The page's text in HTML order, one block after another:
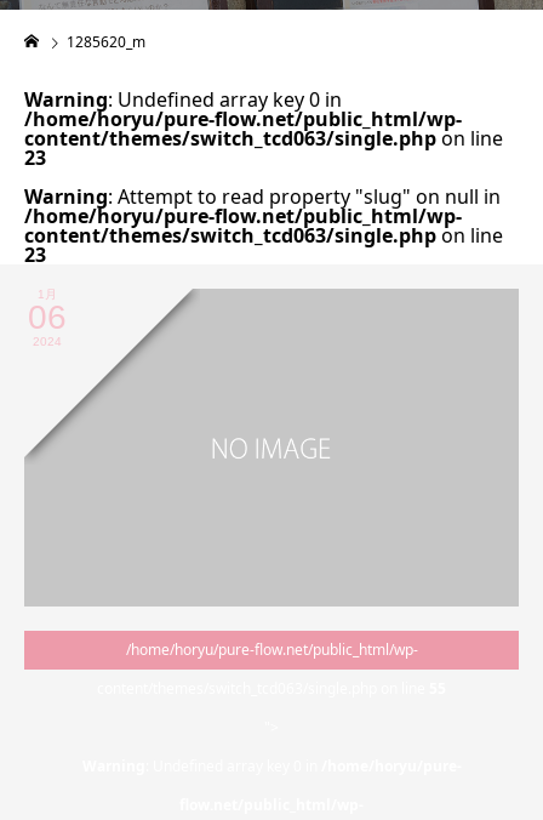
1285620_m
Warning: Undefined array key 0 in
/home/horyu/pure-flow.net/public_html/wp-
content/themes/switch_tcd063/single.phpon line
23
Warning: Attempt to read property "slug" on null in
/home/horyu/pure-flow.net/public_html/wp-
content/themes/switch_tcd063/single.phpon line
23
1月
06
2024
/home/horyu/pure-flow.net/public_html/wp-